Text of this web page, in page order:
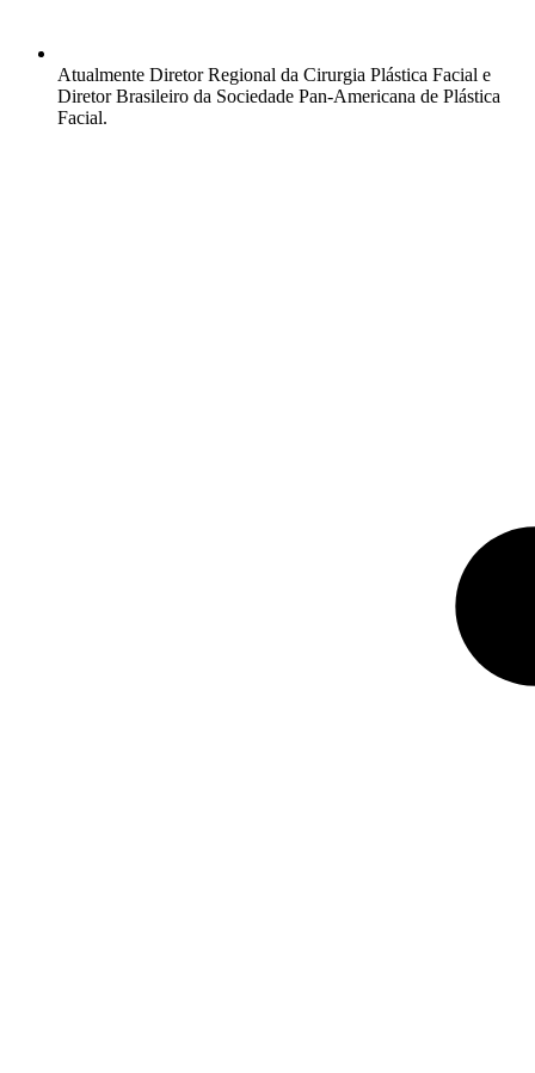
Atualmente Diretor Regional da Cirurgia Plástica Facial e
Diretor Brasileiro da Sociedade Pan-Americana de Plástica
Facial.